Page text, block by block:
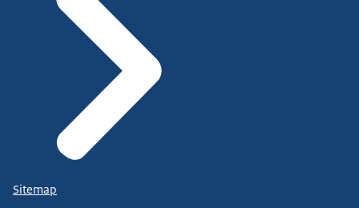
Sitemap